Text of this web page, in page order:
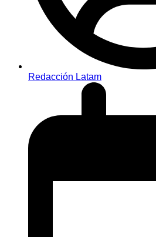
Redacción Latam